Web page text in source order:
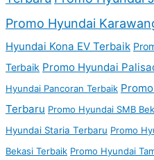
Promo Hyundai
Hyundai Kona EV Terbaik
Terbaik Promo Hyundai
Hyundai Pancoran Terbaik
Terbaru Promo Hyundai SMB
Hyundai Staria Terbaru Promo
Bekasi Terbaik Promo Hyundai